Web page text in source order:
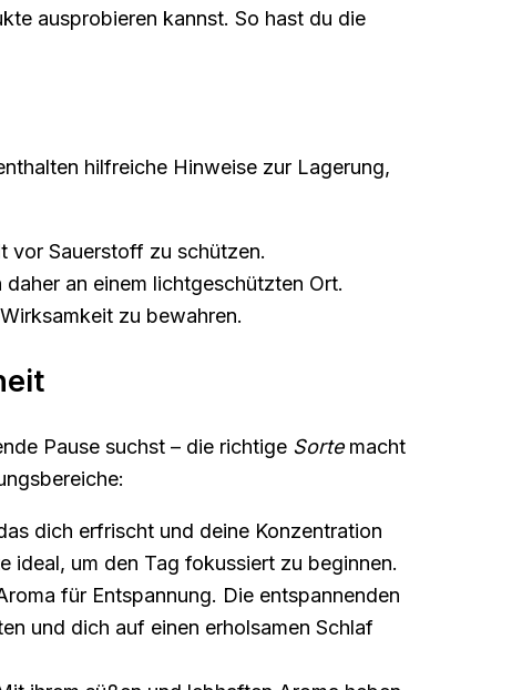
ausprobieren kannst. So hast du die
hilfreiche Hinweise zur Lagerung,
vor Sauerstoff zu schützen.
an einem lichtgeschützten Ort.
zu bewahren.
Pause suchst – die richtige Sortemacht
dich erfrischt und deine Konzentration
ideal, um den Tag fokussiert zu beginnen.
für Entspannung. Die entspannenden
und dich auf einen erholsamen Schlaf